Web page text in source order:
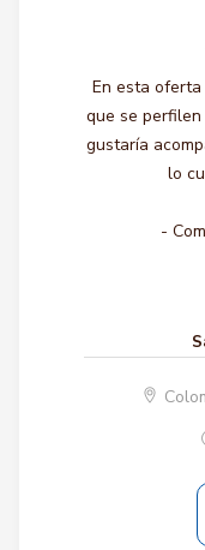
En esta
que se perfilen
gustaría
lo
-